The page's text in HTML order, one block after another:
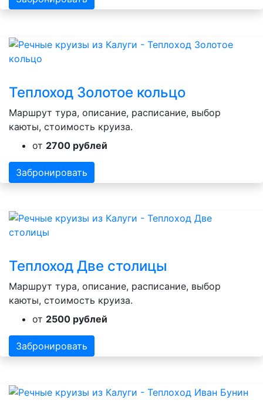
Теплоход Золотое кольцо
Маршрут тура, описание, расписание, выбор
каюты, стоимость круиза.
от 2700 рублей
Забронировать
Теплоход Две столицы
Маршрут тура, описание, расписание, выбор
каюты, стоимость круиза.
от 2500 рублей
Забронировать